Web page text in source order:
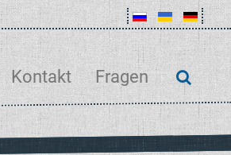
Kontakt Fragen